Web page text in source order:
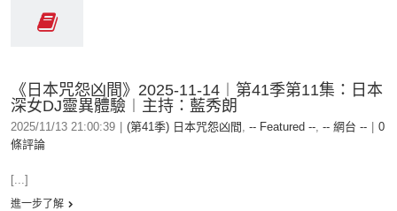
《日本咒怨凶間》2025-11-14︱第41季第11集：日本
深女DJ靈異體驗︱主持：藍秀朗
2025/11/13 21:00:39 (第41季) 日本咒怨凶間 , -- Featured --, -- 網台 --
0
條評論
[...]
進一步了解